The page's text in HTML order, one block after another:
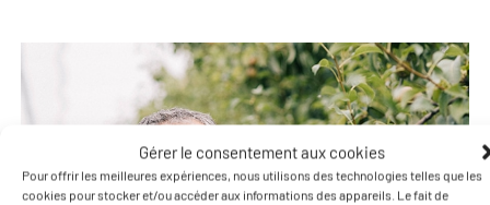
Gérer le consentement aux cookies
Pour offrir les meilleures expériences, nous utilisons des technologies telles que les
cookies pour stocker et/ou accéder aux informations des appareils. Le fait de